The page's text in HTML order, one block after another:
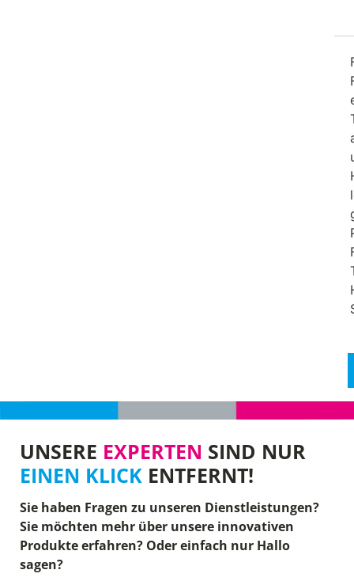
UNSERE EXPERTEN SIND NUR
EINEN KLICK ENTFERNT!
Sie haben Fragen zu unseren Dienstleistungen?
Sie möchten mehr über unsere innovativen
Produkte erfahren? Oder einfach nur Hallo
sagen?